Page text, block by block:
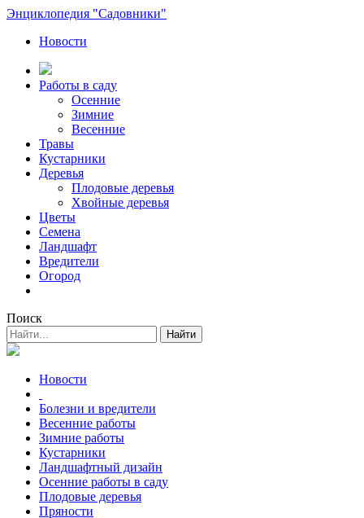
Энциклопедия "Садовники"
Новости
Работы в саду
Осенние
Зимние
Весенние
Травы
Кустарники
Деревья
Плодовые деревья
Хвойные деревья
Цветы
Семена
Ландшафт
Вредители
Огород
Поиск
Новости
Болезни и вредители
Весенние работы
Зимние работы
Кустарники
Ландшафтный дизайн
Осенние работы в саду
Плодовые деревья
Пряности